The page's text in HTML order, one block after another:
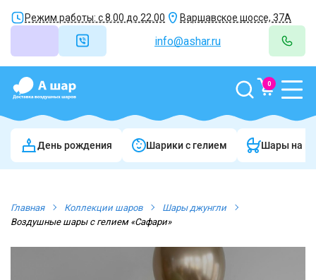
Режим работы: с 8.00 до 22.00 Варшавское шоссе, 37А
info@ashar.ru
0
День рождения Шарики c гелием Шары на
Главная Коллекции шаров
Шары джунгли
Воздушные шары с гелием «Сафари»